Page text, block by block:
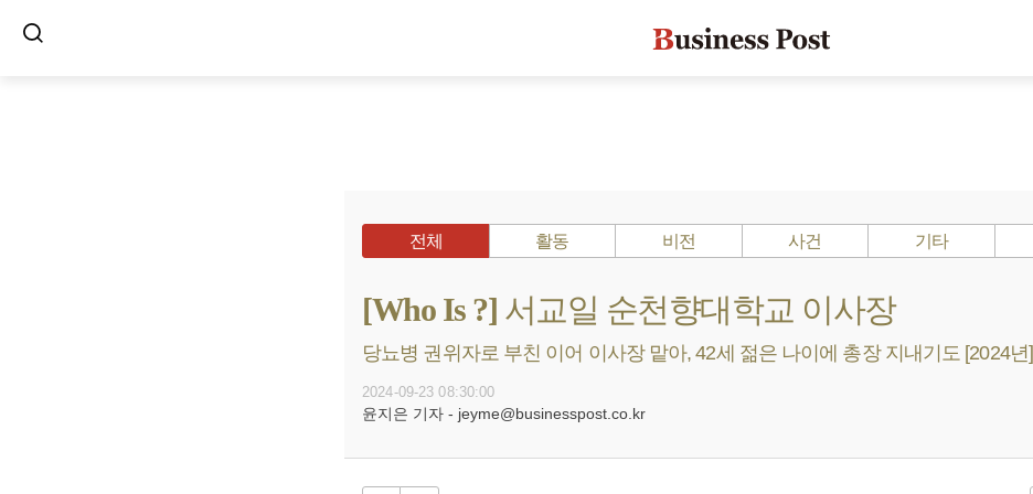
전체 활동 비전 사건 기타
[Who Is ?] 서교일 순천향대학교 이사장
당뇨병 권위자로 부친 이어 이사장 맡아, 42세 젊은 나이에 총장 지내기도 [2024년]
2024-09-23 08:30:00
윤지은 기자 - jeyme@businesspost.co.kr